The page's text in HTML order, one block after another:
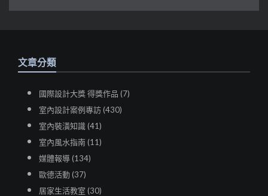
文章分類
國際設計大獎 得獎作品 (7)
室內設計案例專訪 (430)
室內裝潢知識 (41)
室內風水指南 (11)
媒體報導 (134)
歐德活動 (37)
居家生活教室 (30)